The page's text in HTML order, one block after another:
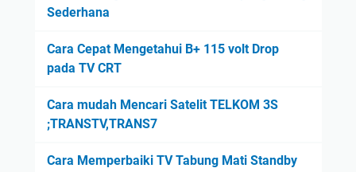
Sederhana
Cara Cepat Mengetahui B+ 115 volt Drop
pada TV CRT
Cara mudah Mencari Satelit TELKOM 3S
;TRANSTV,TRANS7
Cara Memperbaiki TV Tabung Mati Standby